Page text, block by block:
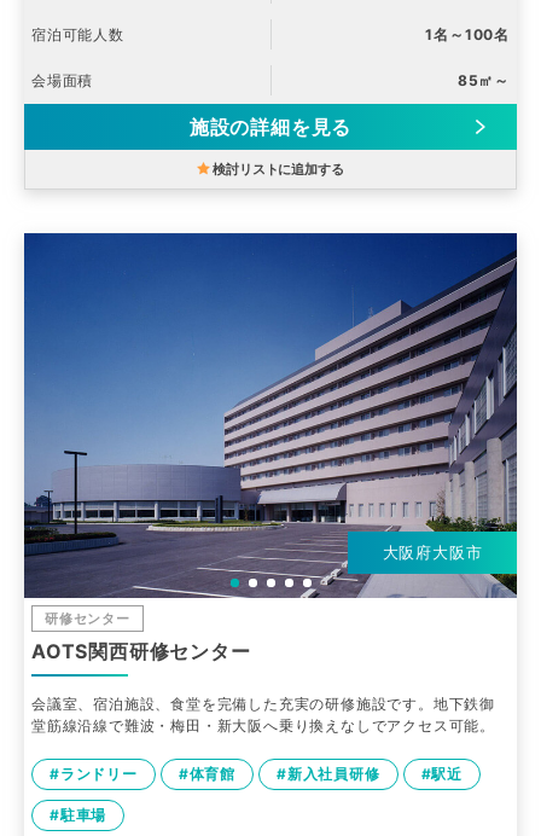
宿泊可能人数 1名～100名
会場面積 85㎡～
施設の詳細を見る
検討リストに追加する
大阪府大阪市
研修センター
AOTS関西研修センター
会議室、宿泊施設、食堂を完備した充実の研修施設です。地下鉄御
堂筋線沿線で難波・梅田・新大阪へ乗り換えなしでアクセス可能。
#ランドリー #体育館 #新入社員研修 #駅近
#駐車場